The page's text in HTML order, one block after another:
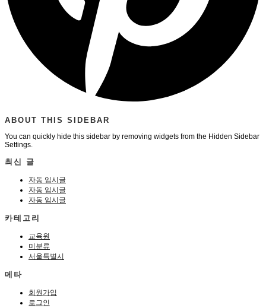
ABOUT THIS SIDEBAR
You can quickly hide this sidebar by removing widgets from the Hidden Sidebar
Settings.
최신 글
자동 임시글
자동 임시글
자동 임시글
카테고리
교육원
미분류
서울특별시
메타
회원가입
로그인